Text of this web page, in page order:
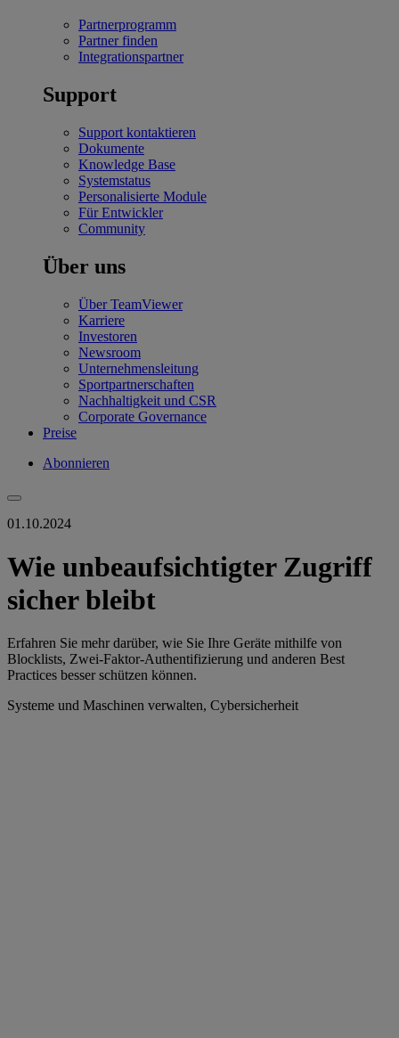
Partnerprogramm
Partner finden
Integrationspartner
Support
Support kontaktieren
Dokumente
Knowledge Base
Systemstatus
Personalisierte Module
Für Entwickler
Community
Über uns
Über TeamViewer
Karriere
Investoren
Newsroom
Unternehmensleitung
Sportpartnerschaften
Nachhaltigkeit und CSR
Corporate Governance
Preise
Abonnieren
01.10.2024
Wie unbeaufsichtigter Zugriff
sicher bleibt
Erfahren Sie mehr darüber, wie Sie Ihre Geräte mithilfe von
Blocklists, Zwei-Faktor-Authentifizierung und anderen Best
Practices besser schützen können.
Systeme und Maschinen verwalten, Cybersicherheit